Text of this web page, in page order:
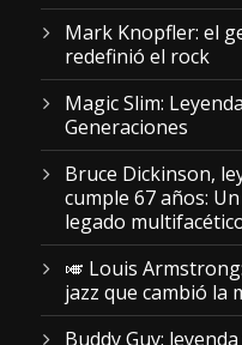
Mark Knopfler: el
redefinió el rock
Magic Slim:
Generaciones
Bruce Dickinson,
cumple 67 años:
legado
🎺 Louis
jazz que cambió la
Buddy Guy: